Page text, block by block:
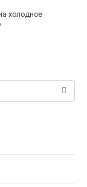
холодное